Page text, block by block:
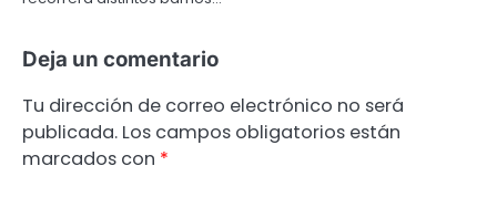
Deja un comentario
Tu dirección de correo electrónico no será
publicada. Los campos obligatorios están
marcados con *